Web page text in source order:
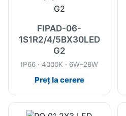
FIPAD-06-
1S1R2/4/5BX30LED
G2
IP66 · 4000K · 6W–28W
Preț la cerere